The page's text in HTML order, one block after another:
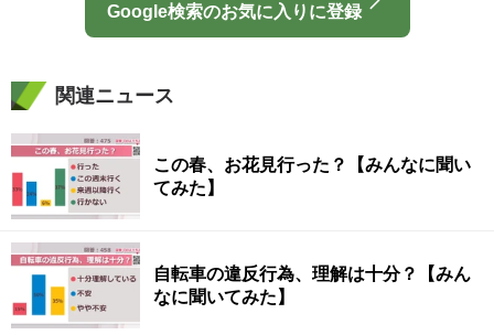
Google検索のお気に入りに登録
関連ニュース
この春、お花見行った？【みんなに聞い
てみた】
自転車の違反行為、理解は十分？【みん
なに聞いてみた】